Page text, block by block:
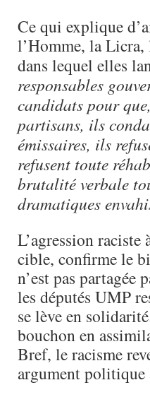
Ce qui explique
l’Homme, la Licra,
dans lequel elles
responsables
candidats pour
partisans, ils
émissaires, ils
refusent toute
brutalité verbale
dramatiques
L’agression
cible, confirme le
n’est pas
les députés UMP
se lève en
bouchon en
Bref, le racisme
argument politique